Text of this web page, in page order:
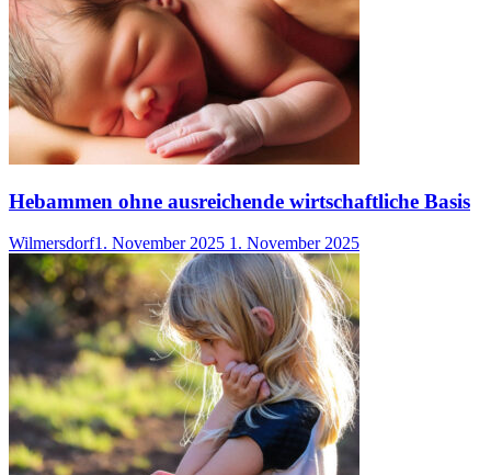
Hebammen ohne ausreichende wirtschaftliche Basis
Wilmersdorf1. November 2025 1. November 2025